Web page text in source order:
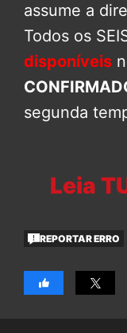
assume a
Todos os
disponíveis
segunda
Leia
REPORTAR ERRO